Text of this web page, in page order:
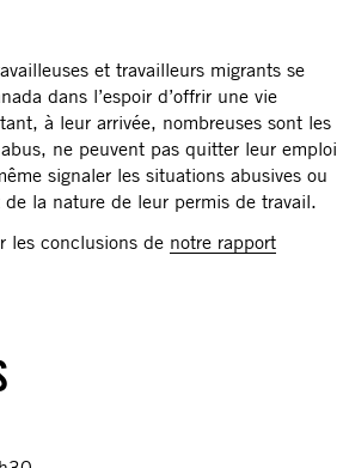
et travailleurs migrants se
dans l’espoir d’offrir une vie
à leur arrivée, nombreuses sont les
ne peuvent pas quitter leur emploi
signaler les situations abusives ou
la nature de leur permis de travail.
les conclusions de notre rapport